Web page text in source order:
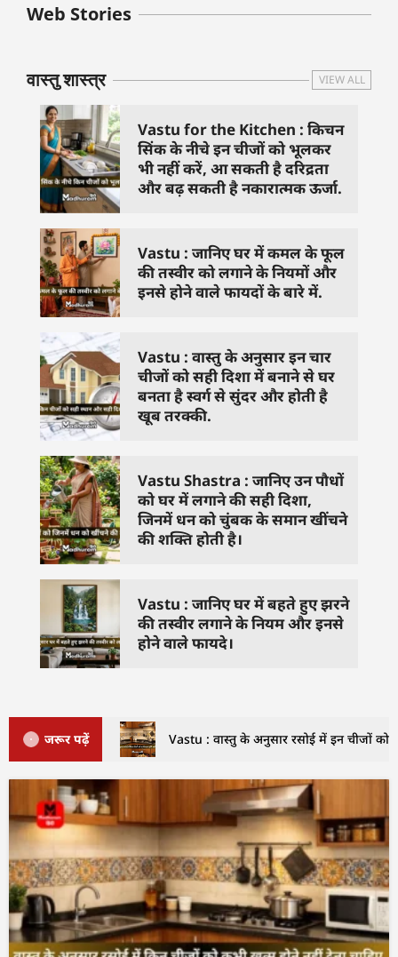
Web Stories
बुधवार के उपाय :
जिनसे हो गणेश जी
वास्तु शास्त्र VIEW ALL
Vastu for the Kitchen : किचन
सिंक के नीचे इन चीजों को भूलकर
भी नहीं करें, आ सकती है दरिद्रता
और बढ़ सकती है नकारात्मक ऊर्जा.
Vastu : जानिए घर में कमल के फूल
की तस्वीर को लगाने के नियमों और
इनसे होने वाले फायदों के बारे में.
Vastu : वास्तु के अनुसार इन चार
चीजों को सही दिशा में बनाने से घर
बनता है स्वर्ग से सुंदर और होती है
खूब तरक्की.
Vastu Shastra : जानिए उन पौधों
को घर में लगाने की सही दिशा,
जिनमें धन को चुंबक के समान खींचने
की शक्ति होती है।
Vastu : जानिए घर में बहते हुए झरने
की तस्वीर लगाने के नियम और इनसे
होने वाले फायदे।
जरूर पढ़ें Vastu : वास्तु के अनुसार रसोई में इन चीजों को